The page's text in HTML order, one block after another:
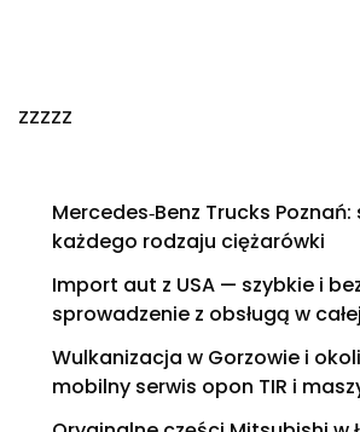
zzzzz
Mercedes‑Benz Trucks
każdego rodzaju ciężarówki
Import aut z USA — szybkie i
sprowadzenie z obsługą w
Wulkanizacja w Gorzowie i
mobilny serwis opon TIR i